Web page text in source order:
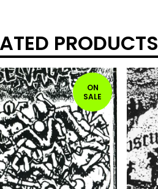
PRODUCTS
ON
SALE